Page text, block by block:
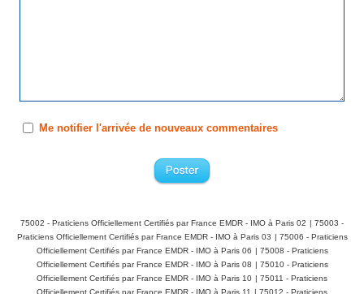
Me notifier l'arrivée de nouveaux commentaires
75002 - Praticiens Officiellement Certifiés par France EMDR - IMO à Paris 02 | 75003 -
Praticiens Officiellement Certifiés par France EMDR - IMO à Paris 03 | 75006 - Praticiens
Officiellement Certifiés par France EMDR - IMO à Paris 06 | 75008 - Praticiens
Officiellement Certifiés par France EMDR - IMO à Paris 08 | 75010 - Praticiens
Officiellement Certifiés par France EMDR - IMO à Paris 10 | 75011 - Praticiens
Officiellement Certifiés par France EMDR - IMO à Paris 11
| 75012 - Praticiens